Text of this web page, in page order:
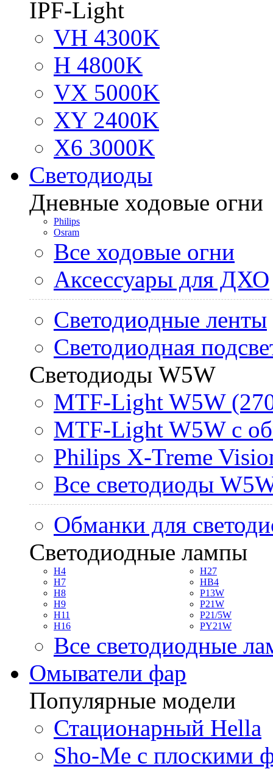
IPF-Light
VH 4300K
H 4800K
VX 5000K
XY 2400K
X6 3000K
Светодиоды
Дневные ходовые огни
Philips
Osram
Все ходовые огни
Аксессуары для ДХО
Светодиодные ленты
Светодиодная
Светодиоды W5W
MTF-Light W5W
MTF-Light W5W с
Philips X-Treme
Все светодиоды
Обманки для
Светодиодные лампы
H4
H7
H8
H9
H11
H16
H27
HB4
P13W
P21W
P21/5W
PY21W
Все светодиодные
Омыватели фар
Популярные модели
Стационарный Hella
Sho-Me с плоскими